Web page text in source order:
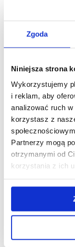
Zgoda
Niniejsza strona
Wykorzystujemy
i reklam, aby
analizować ruch
korzystasz z
Partnerzy mogą
otrzymanymi od
korzystania z ich
- Obejmuje cały
przeglądać zawartość
- Osłona ekranu jest
- Specjalna powłoka
dopasowanie już za
- To zabezpieczenie
Przeznaczenie:
iPhone
Opakowanie:
Euroblister
EAN: 5711724127847
Powiązane kategorie:
hartowane iPhone
7% ZNIŻKI
30-DNIOWA POLITYKA